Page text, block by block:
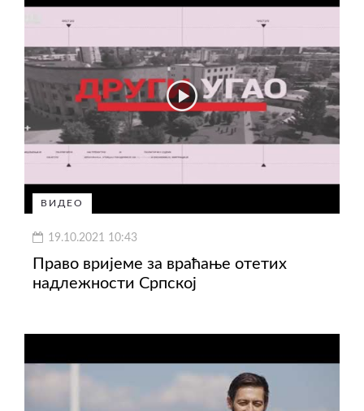
ВИДЕО
19.10.2021 10:43
Право вријеме за враћање отетих
надлежности Српској